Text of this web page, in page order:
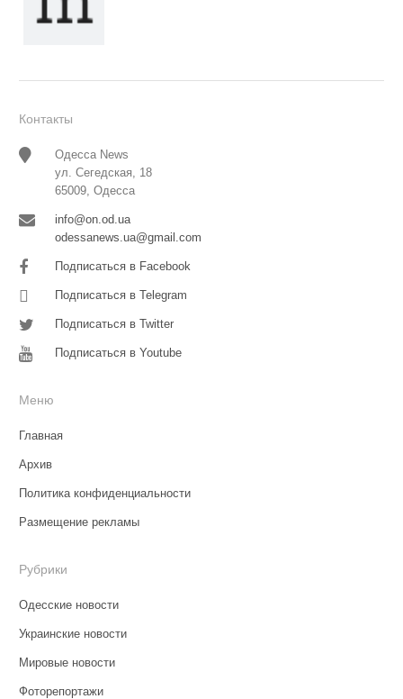
Контакты
Одесса News
ул. Сегедская, 18
65009, Одесса
info@on.od.ua
odessanews.ua@gmail.com
Подписаться в Facebook
Подписаться в Telegram
Подписаться в Twitter
Подписаться в Youtube
Меню
Главная
Архив
Политика конфиденциальности
Размещение рекламы
Рубрики
Одесские новости
Украинские новости
Мировые новости
Фоторепортажи